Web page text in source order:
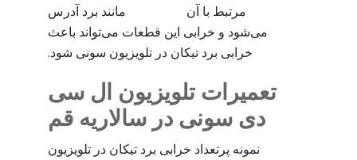
مرتبط با آن مانند برد آدرس
می‌شود و خرابی این قطعات می‌تواند باعث
خرابی برد تیکان در تلویزیون سونی شود.
تعمیرات تلویزیون ال سی
دی سونی در سالاریه قم
نمونه پرتعداد خرابی برد تیکان در تلویزیون